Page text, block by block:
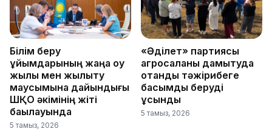
Білім беру
ұйымдарының жаңа оқу
жылы мен жылыту
маусымына дайындығы
ШҚО әкімінің жіті
бақылауында
5 тамыз, 2026
«Әділет» партиясы
агросаланы дамытуда
отандық тәжірибеге
басымдық беруді
ұсынды
5 тамыз, 2026